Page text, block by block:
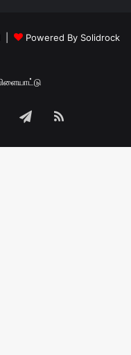
|
Powered By Solidrock
Telegram